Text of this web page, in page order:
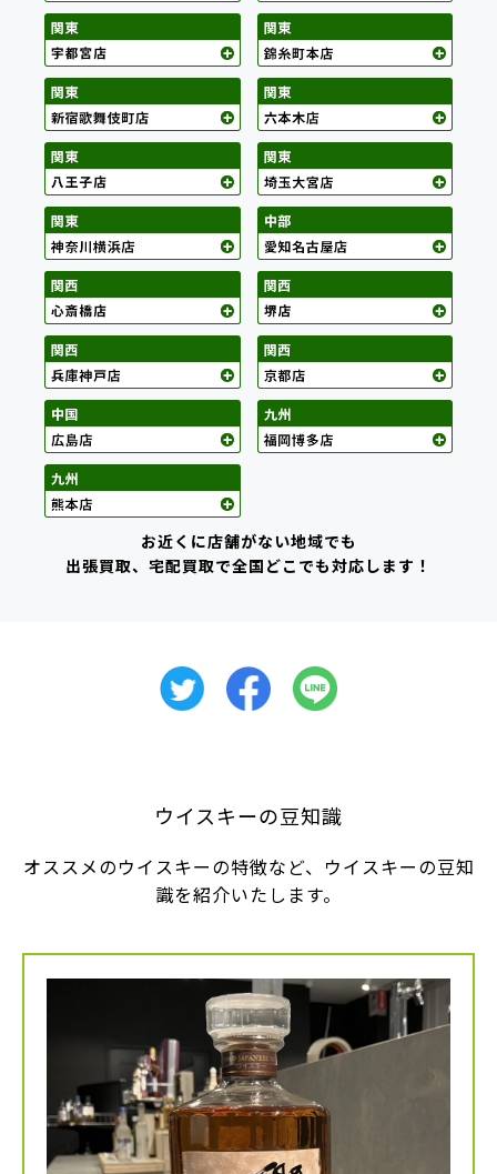
お近くに店舗がない地域でも
出張買取、宅配買取で全国どこでも対応します！
ウイスキーの豆知識
オススメのウイスキーの特徴など、ウイスキーの豆知
識を紹介いたします。